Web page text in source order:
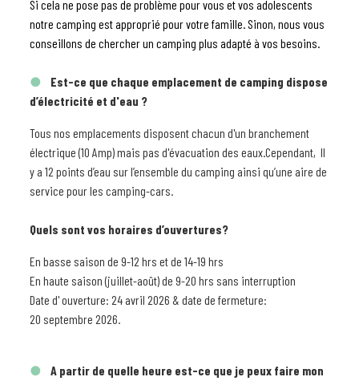
Si cela ne pose pas de problème pour vous et vos adolescents
notre camping est approprié pour votre famille. Sinon, nous vous
conseillons de chercher un camping plus adapté à vos besoins.
Est-ce que chaque emplacement de camping dispose
d’électricité et d'eau ?
Tous nos emplacements disposent chacun d'un branchement
électrique (10 Amp) mais pas d'évacuation des eaux.Cependant, Il
y a 12 points d’eau sur l’ensemble du camping ainsi qu’une aire de
service pour les camping-cars.
Quels sont vos horaires d’ouvertures?
En basse saison de 9-12 hrs et de 14-19 hrs
En haute saison (juillet-août) de 9-20 hrs sans interruption
Date d' ouverture: 24 avril 2026 & date de fermeture:
20 septembre 2026.
A partir de quelle heure est-ce que je peux faire mon